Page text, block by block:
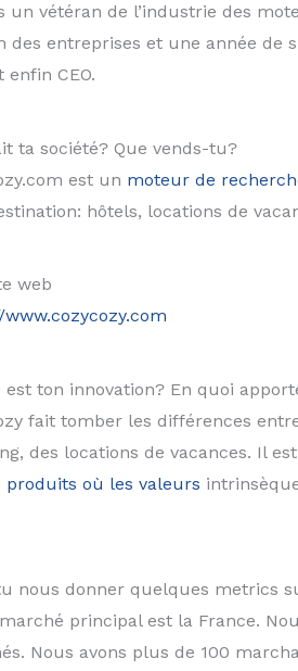
un vétéran de l’industrie des
des entreprises et une année de
enfin CEO.
ta société? Que vends-tu?
est un moteur de
hôtels, locations de
web
est ton innovation? En quoi
fait tomber les différences
des locations de vacances. Il
produits où les valeurs
nous donner quelques metrics
principal est la France.
Nous avons plus de 100